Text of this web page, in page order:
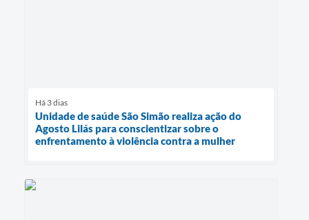
Há 3 dias
Unidade de saúde São Simão realiza ação do
Agosto Lilás para conscientizar sobre o
enfrentamento à violência contra a mulher